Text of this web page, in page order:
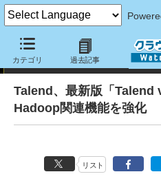
カテゴリ 過去記事
ニュース
Talend、最新版「Talend
Hadoop関連機能を強化
リスト